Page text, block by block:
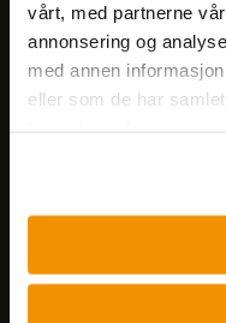
vårt, med partnerne
annonsering og
med annen
eller som de har
Meld deg på
Få informasjon
arrangementer